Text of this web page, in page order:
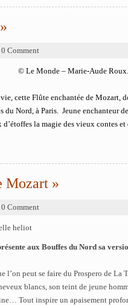
0 Comment
© Le Monde – Marie-Aude
cette Flûte enchantée de Mozart,
du Nord, à Paris. Jeune enchanteur
d’étoffes la magie des vieux contes
Mozart »
0 Comment
heliot
aux Bouffes du Nord sa
l’on peut se faire du Prospero de La
blancs, son teint de jeune
Tout inspire un apaisement